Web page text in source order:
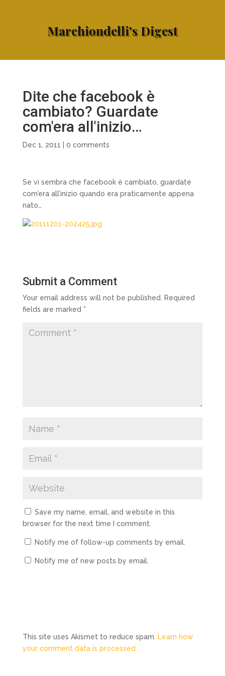
Marchiondelli's Digest
Dite che facebook è
cambiato? Guardate
com'era all'inizio…
Dec 1, 2011 0 comments
Se vi sembra che facebook è cambiato, guardate
com’era all’inizio quando era praticamente appena
nato…
Submit a Comment
Your email address will not be published.
Required
fields are marked *
Save my name, email, and website in this
browser for the next time I comment.
Notify me of follow-up comments by email.
Notify me of new posts by email.
This site uses Akismet to reduce spam.
Learn how
your comment data is processed.